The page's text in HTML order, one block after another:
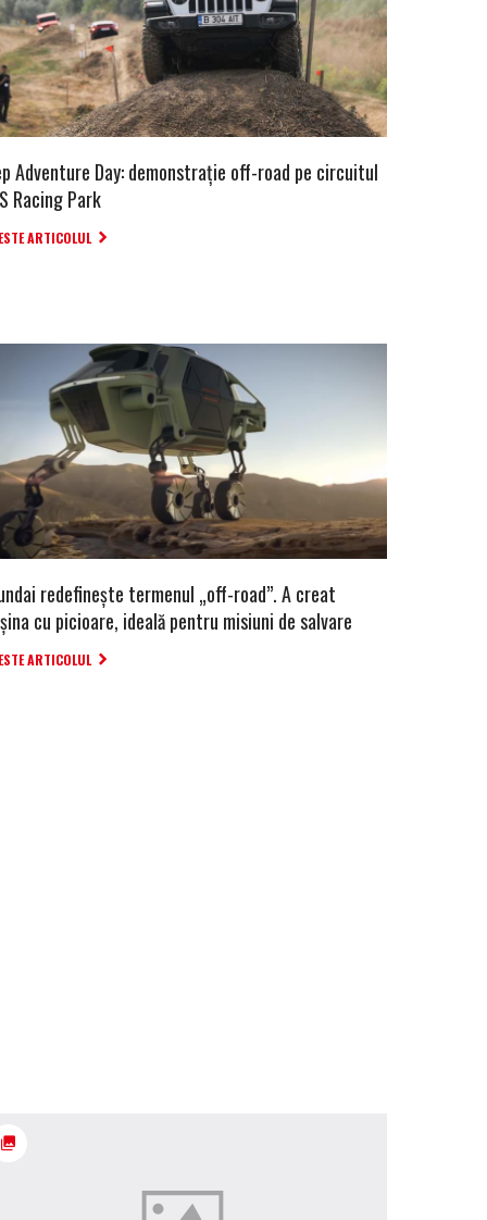
Adventure Day: demonstrație off-road pe circuitul
Racing Park
ARTICOLUL
redefinește termenul „off-road”. A creat
cu picioare, ideală pentru misiuni de salvare
ARTICOLUL